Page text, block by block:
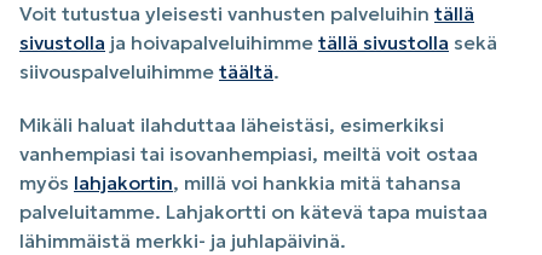
Voit tutustua yleisesti vanhusten palveluihin tällä
sivustolla ja hoivapalveluihimme tällä sivustolla sekä
siivouspalveluihimme täältä.
Mikäli haluat ilahduttaa läheistäsi, esimerkiksi
vanhempiasi tai isovanhempiasi, meiltä voit ostaa
myös lahjakortin, millä voi hankkia mitä tahansa
palveluitamme. Lahjakortti on kätevä tapa muistaa
lähimmäistä merkki- ja juhlapäivinä.